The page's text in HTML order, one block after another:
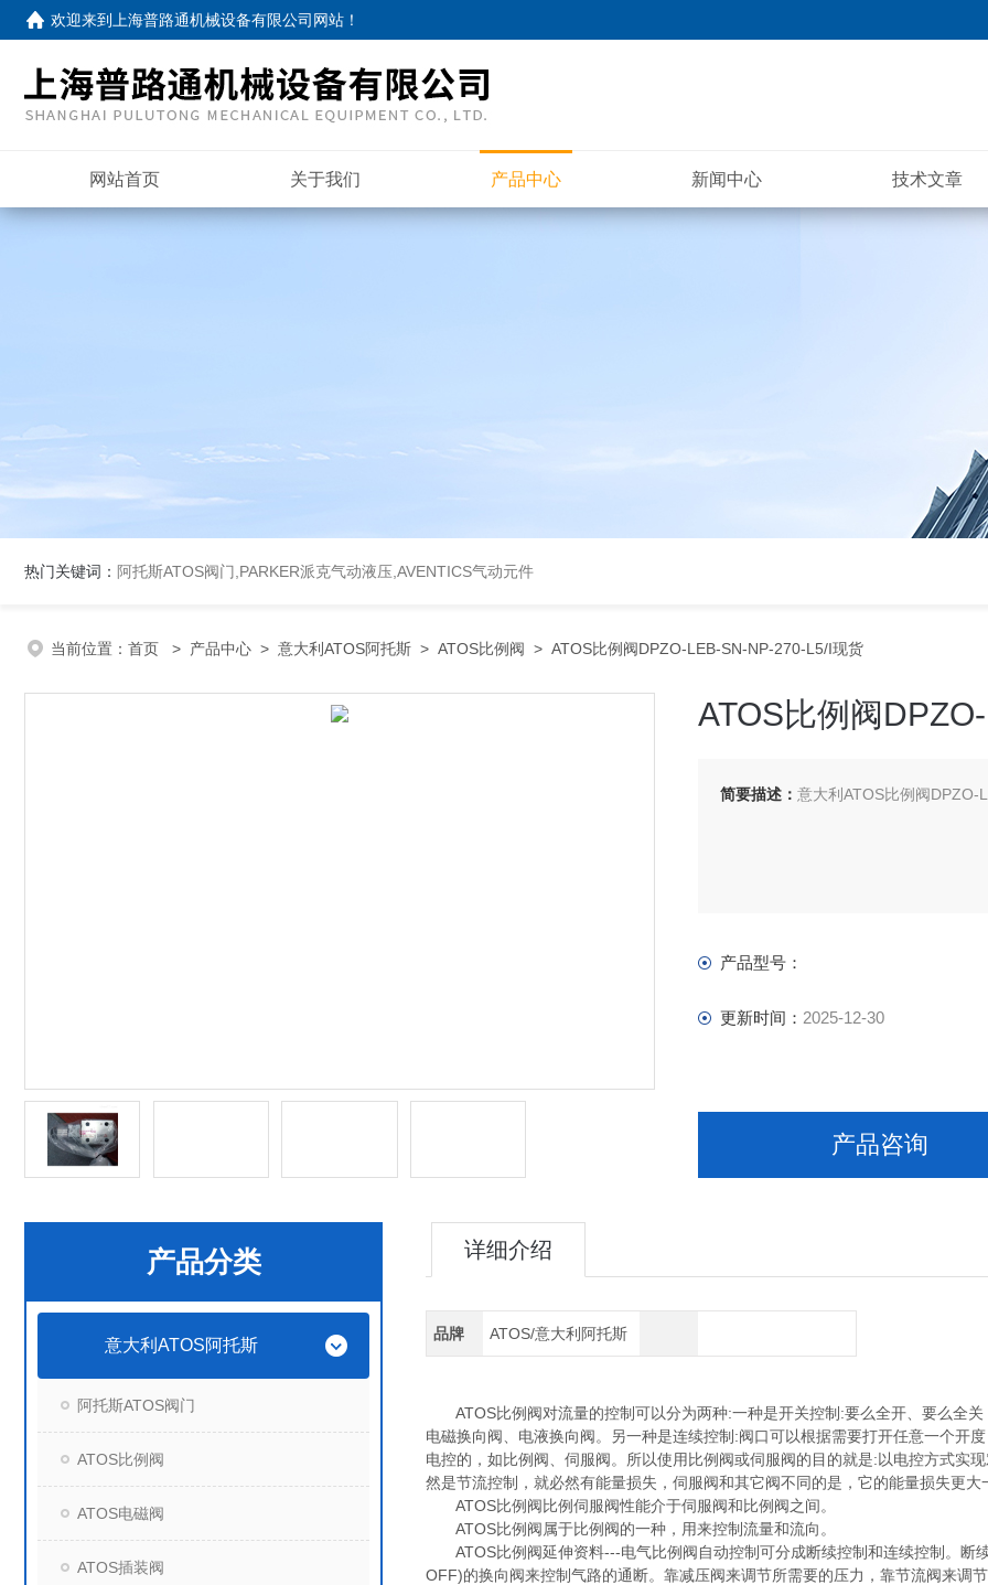
欢迎来到 上海普路通机械设备有限公司网站 ！
网站首页 关于我们 产品中心 新闻中心 技术文章
热门关键词： 阿托斯ATOS阀门,PARKER派克气动液压,AVENTICS气动元件
当前位置： 首页 > 产品中心 > 意大利ATOS阿托斯 > ATOS比例阀 > ATOS比例阀DPZO-LEB-SN-NP-270-L5/I现货
ATOS比例阀
简要描述： 意大利ATOS比例阀DPZO-
产品型号：
更新时间： 2025-12-30
产品咨询
产品分类
意大利ATOS阿托斯
阿托斯ATOS阀门
ATOS比例阀
ATOS电磁阀
ATOS插装阀
详细介绍
品牌 ATOS/意大利阿托斯
ATOS比例阀对流量的控制可以分为两种:一种是开关控制:要么全开、要么全
电磁换向阀、电液换向阀。另一种是连续控制:阀口可以根据需要打开任意一个开
电控的，如比例阀、伺服阀。所以使用比例阀或伺服阀的目的就是:以电控方式实
然是节流控制，就必然有能量损失，伺服阀和其它阀不同的是，它的能量损失更
ATOS比例阀比例伺服阀性能介于伺服阀和比例阀之间。
ATOS比例阀属于比例阀的一种，用来控制流量和流向。
ATOS比例阀延伸资料---电气比例阀自动控制可分成断续控制和连续控制。断
OFF)的换向阀来控制气路的通断。靠减压阀来调节所需要的压力，靠节流阀来调